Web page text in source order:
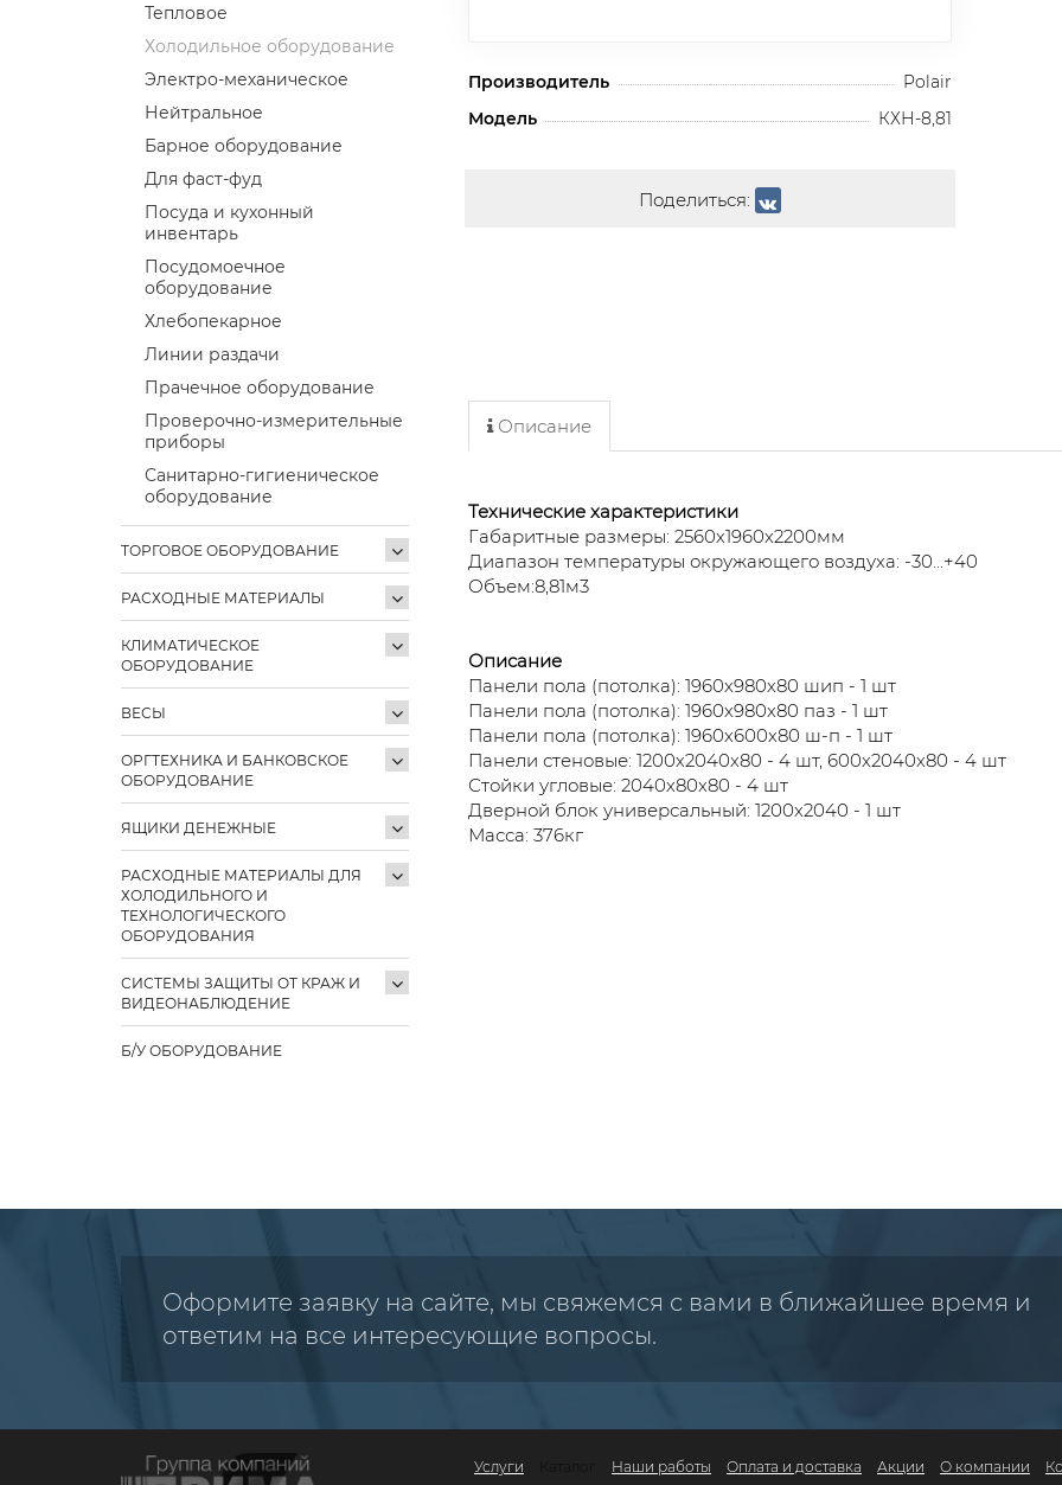
Тепловое
Холодильное оборудование
Электро-механическое
Нейтральное
Барное оборудование
Для фаст-фуд
Посуда и кухонный
инвентарь
Посудомоечное
оборудование
Хлебопекарное
Линии раздачи
Прачечное оборудование
Проверочно-измерительные
приборы
Санитарно-гигиеническое
оборудование
ТОРГОВОЕ ОБОРУДОВАНИЕ
РАСХОДНЫЕ МАТЕРИАЛЫ
КЛИМАТИЧЕСКОЕ
ОБОРУДОВАНИЕ
ВЕСЫ
ОРГТЕХНИКА И БАНКОВСКОЕ
ОБОРУДОВАНИЕ
ЯЩИКИ ДЕНЕЖНЫЕ
РАСХОДНЫЕ МАТЕРИАЛЫ ДЛЯ
ХОЛОДИЛЬНОГО И
ТЕХНОЛОГИЧЕСКОГО
ОБОРУДОВАНИЯ
СИСТЕМЫ ЗАЩИТЫ ОТ КРАЖ И
ВИДЕОНАБЛЮДЕНИЕ
Б/У ОБОРУДОВАНИЕ
Производитель
Polair
Модель
КХН-8,81
Поделиться:
Описание
Технические характеристики
Габаритные размеры: 2560х1960х2200мм
Диапазон температуры окружающего воздуха: -30...+40
Объем:8,81м3
Описание
Панели пола (потолка): 1960х980х80 шип - 1 шт
Панели пола (потолка): 1960х980х80 паз - 1 шт
Панели пола (потолка): 1960х600х80 ш-п - 1 шт
Панели стеновые: 1200х2040х80 - 4 шт, 600х2040х80 - 4 шт
Стойки угловые: 2040х80х80 - 4 шт
Дверной блок универсальный: 1200х2040 - 1 шт
Масса: 376кг
Оформите заявку на сайте, мы свяжемся с вами в ближайшее время и
ответим на все интересующие вопросы.
Услуги Наши работы Оплата и доставка Акции О компании